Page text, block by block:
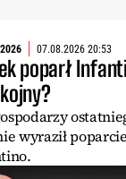
07.08.2026 20:53
poparł
wyraził